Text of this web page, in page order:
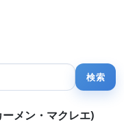
メン・マクレエ)